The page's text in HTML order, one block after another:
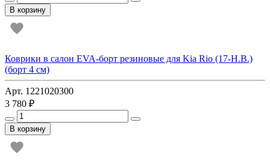
В корзину
Коврики в салон EVA-борт резиновые для Kia Rio (17-Н.В.)
(борт 4 см)
Арт. 1221020300
3 780 ₽
В корзину